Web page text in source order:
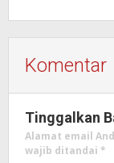
Komentar
Tinggalkan
Alamat email
wajib ditandai *